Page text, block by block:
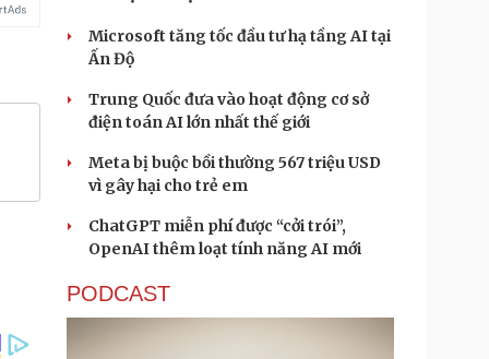
Microsoft tăng tốc đầu tư hạ tầng AI tại
Ấn Độ
Trung Quốc đưa vào hoạt động cơ sở
điện toán AI lớn nhất thế giới
Meta bị buộc bồi thường 567 triệu USD
vì gây hại cho trẻ em
ChatGPT miễn phí được “cởi trói”,
OpenAI thêm loạt tính năng AI mới
PODCAST